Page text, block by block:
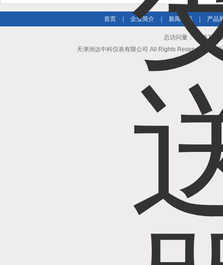
首页 企业简介 新闻资讯 产品
总访问量：504571
天津润达中科仪表有限公司 All Rights Reserved 版权